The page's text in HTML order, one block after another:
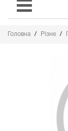
Головна Різне